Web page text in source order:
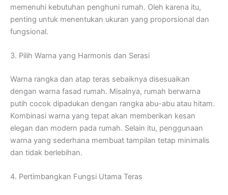
memenuhi kebutuhan penghuni rumah. Oleh karena itu,
penting untuk menentukan ukuran yang proporsional dan
fungsional.
3. Pilih Warna yang Harmonis dan Serasi
Warna rangka dan atap teras sebaiknya disesuaikan
dengan warna fasad rumah. Misalnya, rumah berwarna
putih cocok dipadukan dengan rangka abu-abu atau hitam.
Kombinasi warna yang tepat akan memberikan kesan
elegan dan modern pada rumah. Selain itu, penggunaan
warna yang sederhana membuat tampilan tetap minimalis
dan tidak berlebihan.
4. Pertimbangkan Fungsi Utama Teras